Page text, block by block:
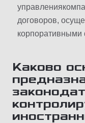
договоров,
корпоративными
Каково